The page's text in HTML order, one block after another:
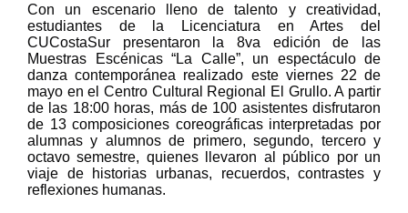
Con un escenario lleno de talento y creatividad,
estudiantes de la Licenciatura en Artes del
CUCostaSur presentaron la 8va edición de las
Muestras Escénicas “La Calle”, un espectáculo de
danza contemporánea realizado este viernes 22 de
mayo en el Centro Cultural Regional El Grullo. A partir
de las 18:00 horas, más de 100 asistentes disfrutaron
de 13 composiciones coreográficas interpretadas por
alumnas y alumnos de primero, segundo, tercero y
octavo semestre, quienes llevaron al público por un
viaje de historias urbanas, recuerdos, contrastes y
reflexiones humanas.